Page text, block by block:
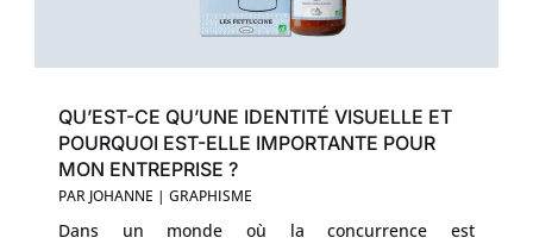
QU’EST-CE QU’UNE IDENTITÉ VISUELLE ET
POURQUOI EST-ELLE IMPORTANTE POUR
MON ENTREPRISE ?
PAR JOHANNE | GRAPHISME
Dans un monde où la concurrence est